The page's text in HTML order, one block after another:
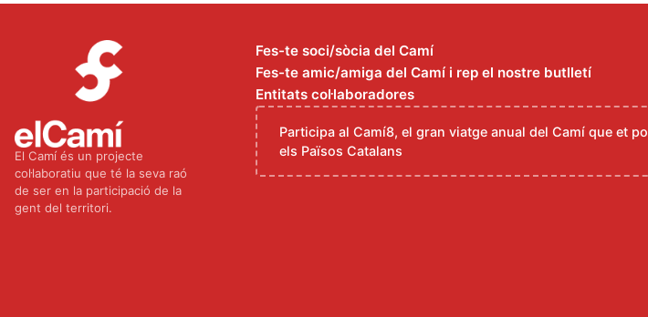
El Camí és un projecte
col·laboratiu que té la seva raó
de ser en la participació de la
gent del territori.
Fes-te soci/sòcia del Camí
Fes-te amic/amiga del Camí i rep el nostre butlletí
Entitats col·laboradores
Participa al Camí8, el gran viatge anual del Camí que et
els Països Catalans